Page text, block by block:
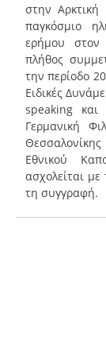
στην
παγκόσμιο
ερήμου στον
πλήθος
την περίοδο
Ειδικές
speaking
Γερμανική
Εθνικού
ασχολείται
τη συγγραφή.